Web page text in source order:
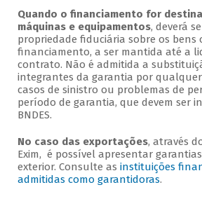
Quando o financiamento for
máquinas e equipamentos, deverá
propriedade fiduciária sobre os bens
financiamento, a ser mantida até a
contrato. Não é admitida a
integrantes da garantia por
casos de sinistro ou problemas de
período de garantia, que devem ser
BNDES.
No caso das exportações, através
Exim, é possível apresentar
exterior. Consulte as instituições
admitidas como garantidoras.